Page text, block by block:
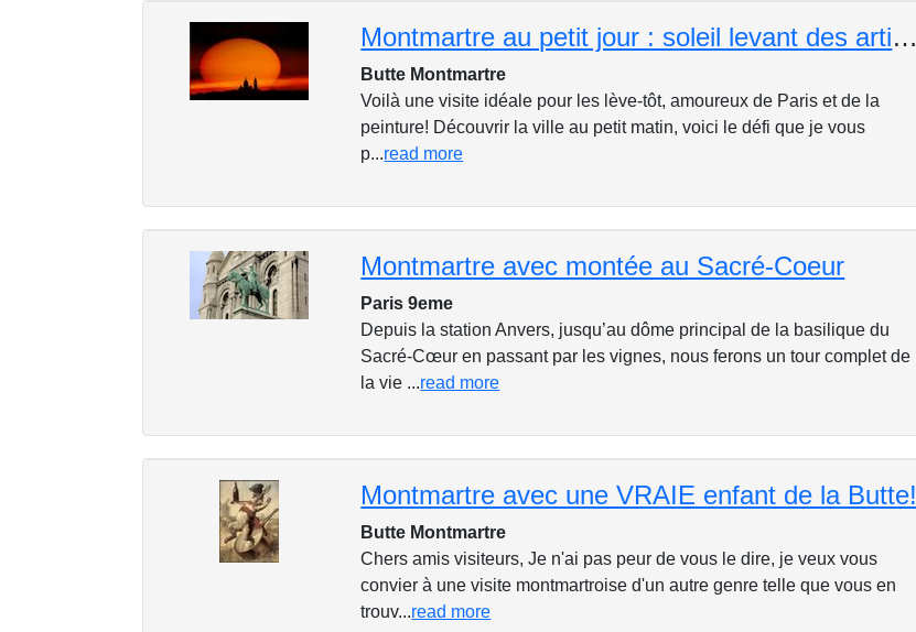
Montmartre au petit jour : soleil levant des artistes
Butte Montmartre
Voilà une visite idéale pour les lève-tôt, amoureux de Paris et de la
peinture! Découvrir la ville au petit matin, voici le défi que je vous
p...read more
Montmartre avec montée au Sacré-Coeur
Paris 9eme
Depuis la station Anvers, jusqu’au dôme principal de la basilique du
Sacré-Cœur en passant par les vignes, nous ferons un tour complet de
la vie ...read more
Montmartre avec une VRAIE enfant de la Butte!
Butte Montmartre
Chers amis visiteurs, Je n'ai pas peur de vous le dire, je veux vous
convier à une visite montmartroise d'un autre genre telle que vous en
trouv...read more